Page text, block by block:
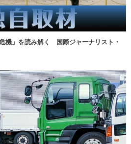
機」を読み解く 国際ジャーナリスト・